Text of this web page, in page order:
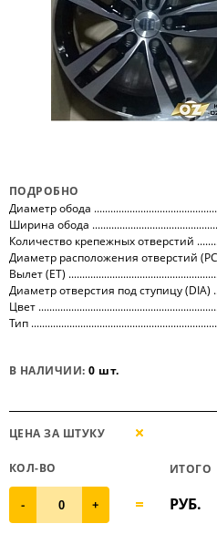
ПОДРОБНО
Диаметр обода
Ширина обода
Количество крепежных отверстий
Диаметр расположения отверстий
Вылет (ET)
Диаметр отверстия под ступицу (DIA)
Цвет
Тип
В НАЛИЧИИ:0 шт.
ЦЕНА ЗА ШТУКУ
КОЛ-ВО
- +
ИТОГО
РУБ.